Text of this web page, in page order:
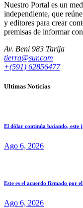
Nuestro Portal es un
independiente, que
y editores para crear
premisas de informar
Av. Beni 983 Tarija
tierra@sur.com
+(591) 62856477
Ultimas Noticias
El dólar continúa bajando, este
Ago 6, 2026
Este es el acuerdo firmado por
Ago 6, 2026